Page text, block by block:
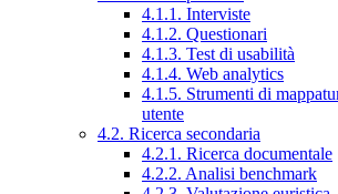
4.1.1. Interviste
4.1.2. Questionari
4.1.3. Test di usabilità
4.1.4. Web analytics
4.1.5. Strumenti di
utente
4.2. Ricerca secondaria
4.2.1. Ricerca documentale
4.2.2. Analisi benchmark